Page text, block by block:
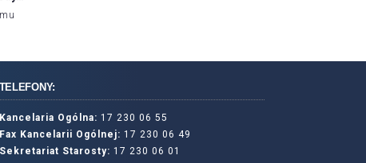
TELEFONY:
Kancelaria Ogólna: 17 230 06 55
Fax Kancelarii Ogólnej: 17 230 06 49
Sekretariat Starosty: 17 230 06 01